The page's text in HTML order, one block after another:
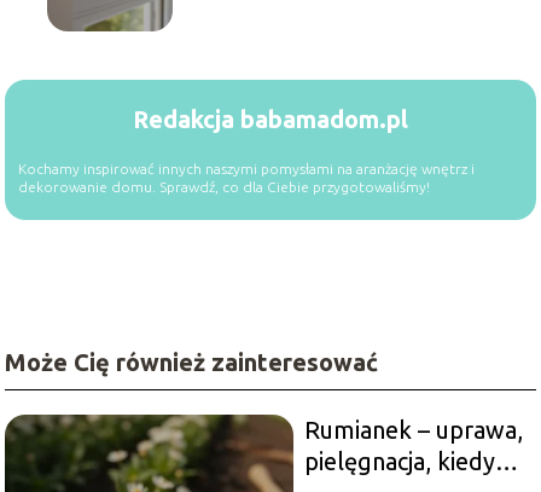
Redakcja babamadom.pl
Kochamy inspirować innych naszymi pomysłami na aranżację wnętrz i
dekorowanie domu. Sprawdź, co dla Ciebie przygotowaliśmy!
Może Cię również zainteresować
Rumianek – uprawa,
pielęgnacja, kiedy